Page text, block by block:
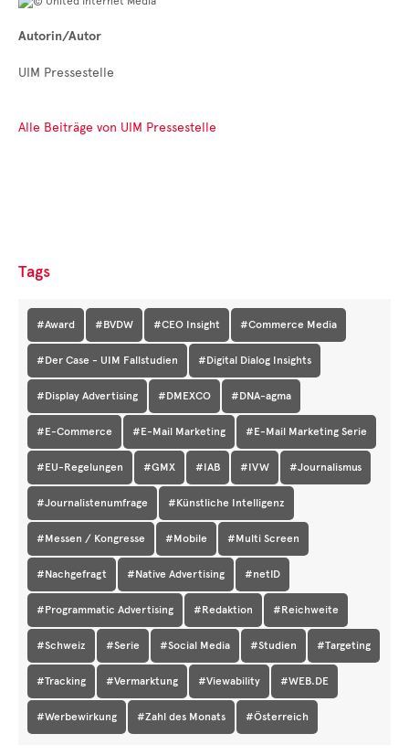
Autorin/Autor
UIM Pressestelle
Alle Beiträge von UIM Pressestelle
Tags
#Award #BVDW #CEO Insight #Commerce Media
#Der Case - UIM Fallstudien #Digital Dialog Insights
#Display Advertising #DMEXCO #DNA-agma
#E-Commerce #E-Mail Marketing #E-Mail Marketing Serie
#EU-Regelungen #GMX #IAB #IVW #Journalismus
#Journalistenumfrage #Künstliche Intelligenz
#Messen / Kongresse #Mobile #Multi Screen
#Nachgefragt #Native Advertising #netID
#Programmatic Advertising #Redaktion #Reichweite
#Schweiz #Serie #Social Media #Studien #Targeting
#Tracking #Vermarktung #Viewability #WEB.DE
#Werbewirkung #Zahl des Monats #Österreich